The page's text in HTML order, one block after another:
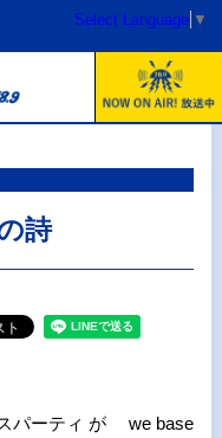
Select Language ▼
詩
パーティ が we base